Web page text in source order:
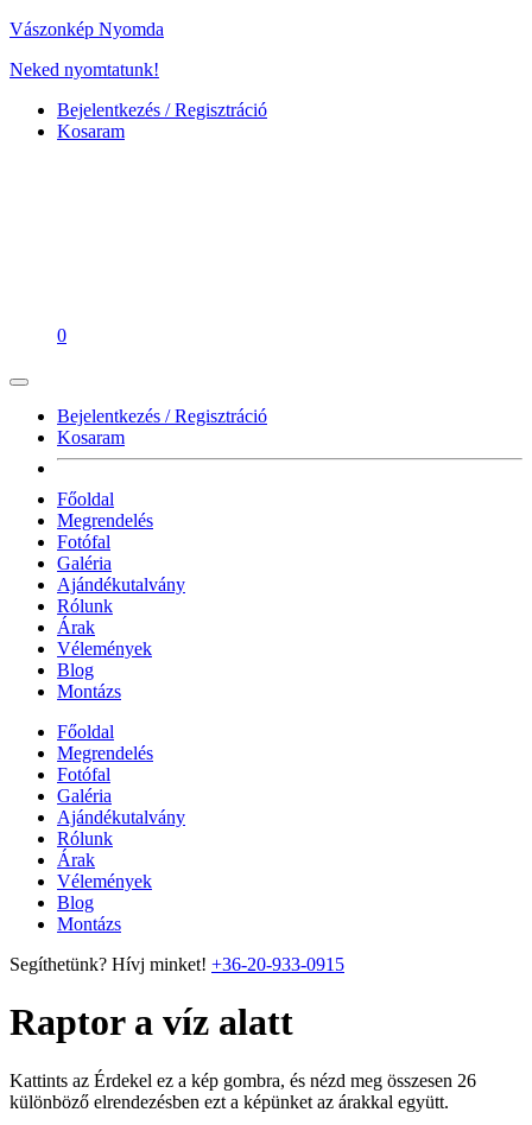
Vászonkép Nyomda
Neked nyomtatunk!
Bejelentkezés / Regisztráció
Kosaram
0
Bejelentkezés / Regisztráció
Kosaram
Főoldal
Megrendelés
Fotófal
Galéria
Ajándékutalvány
Rólunk
Árak
Vélemények
Blog
Montázs
Főoldal
Megrendelés
Fotófal
Galéria
Ajándékutalvány
Rólunk
Árak
Vélemények
Blog
Montázs
Segíthetünk? Hívj minket! +36-20-933-0915
Raptor a víz alatt
Kattints az Érdekel ez a kép gombra, és nézd meg összesen 26
különböző elrendezésben ezt a képünket az árakkal együtt.